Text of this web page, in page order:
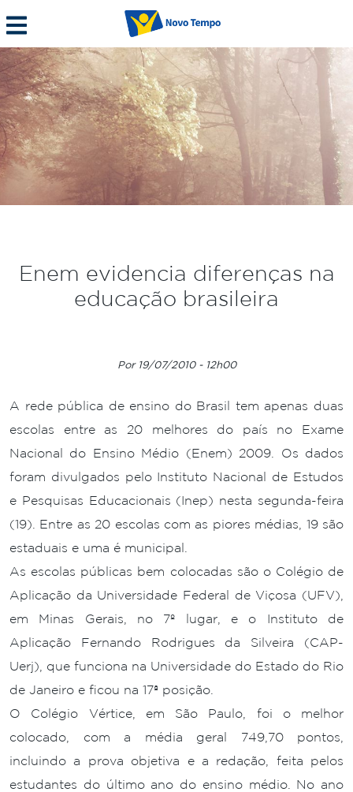
Enem evidencia diferenças na
educação brasileira
Por 19/07/2010 - 12h00
A rede pública de ensino do Brasil tem apenas duas
escolas entre as 20 melhores do país no Exame
Nacional do Ensino Médio (Enem) 2009. Os dados
foram divulgados pelo Instituto Nacional de Estudos
e Pesquisas Educacionais (Inep) nesta segunda-feira
(19). Entre as 20 escolas com as piores médias, 19 são
estaduais e uma é municipal.
As escolas públicas bem colocadas são o Colégio de
Aplicação da Universidade Federal de Viçosa (UFV),
em Minas Gerais, no 7º lugar, e o Instituto de
Aplicação Fernando Rodrigues da Silveira (CAP-
Uerj), que funciona na Universidade do Estado do Rio
de Janeiro e ficou na 17ª posição.
O Colégio Vértice, em São Paulo, foi o melhor
colocado, com a média geral 749,70 pontos,
incluindo a prova objetiva e a redação, feita pelos
estudantes do último ano do ensino médio. No ano